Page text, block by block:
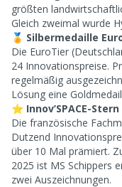
größten
Gleich zweimal wurde
🏅 Silbermedaille
Die EuroTier
24 Innovationspreise.
regelmäßig
Lösung eine
⭐ Innov’SPACE-Stern
Die französische
Dutzend
über 10 Mal prämiert.
2025 ist MS Schippers
zwei Auszeichnungen.